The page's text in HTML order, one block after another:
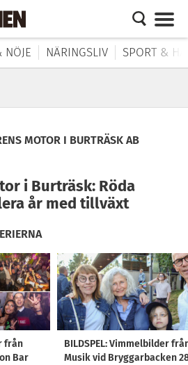
NÖJE NÄRINGSLIV SPORT &
MOTOR I BURTRÄSK AB
i Burträsk: Röda
år med tillväxt
från
Bar
BILDSPEL: Vimmelbilder
Musik vid Bryggarbacken